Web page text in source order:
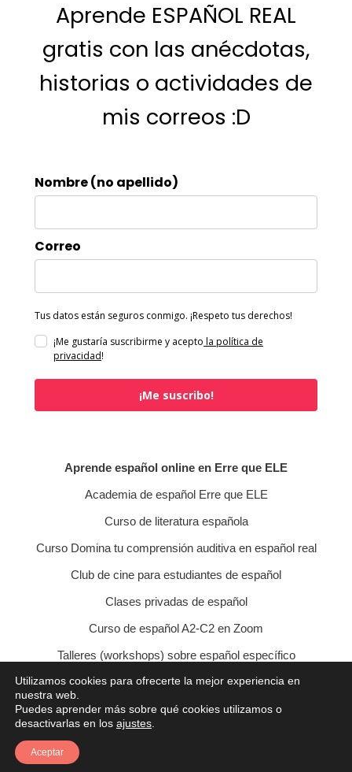
Aprende ESPAÑOL REAL
gratis con las anécdotas,
historias o actividades de
mis correos :D
Nombre (no apellido)
Correo
Tus datos están seguros conmigo. ¡Respeto tus derechos!
¡Me gustaría suscribirme y acepto la política de
privacidad!
¡Me suscribo!
Aprende español online en Erre que ELE
Academia de español Erre que ELE
Curso de literatura española
Curso Domina tu comprensión auditiva en español real
Club de cine para estudiantes de español
Clases privadas de español
Curso de español A2-C2 en Zoom
Talleres (workshops) sobre español específico
Curso de conversación veraniego
Política de privacidad
Política de cookies
Condiciones de contratación
Utilizamos cookies para ofrecerte la mejor experiencia en
nuestra web.
Puedes aprender más sobre qué cookies utilizamos o
desactivarlas en los ajustes
Aceptar